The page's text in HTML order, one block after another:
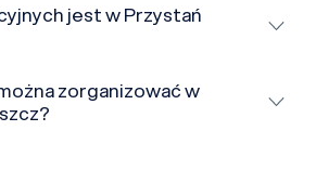
jest w Przystań
zorganizować w